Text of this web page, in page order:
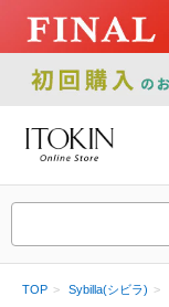
TOP Sybilla(シビラ)